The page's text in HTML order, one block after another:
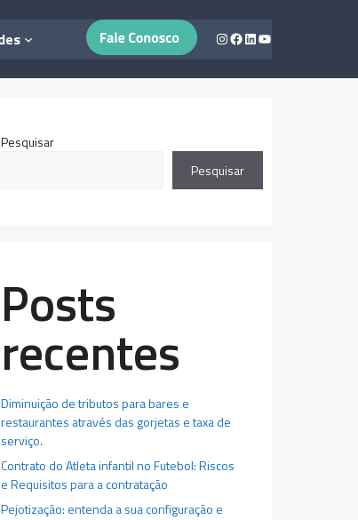
Instagram
Facebook
LinkedIn
Youtube
Pesquisar
Pesquisar
Posts
recentes
Diminuição de tributos para bares e
restaurantes através das gorjetas e taxa de
serviço.
Contrato do Atleta infantil no Futebol: Riscos
e Requisitos para a contratação
Pejotização: entenda a sua configuração e